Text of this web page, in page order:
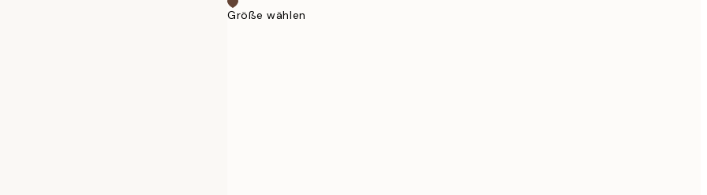
Größe wählen